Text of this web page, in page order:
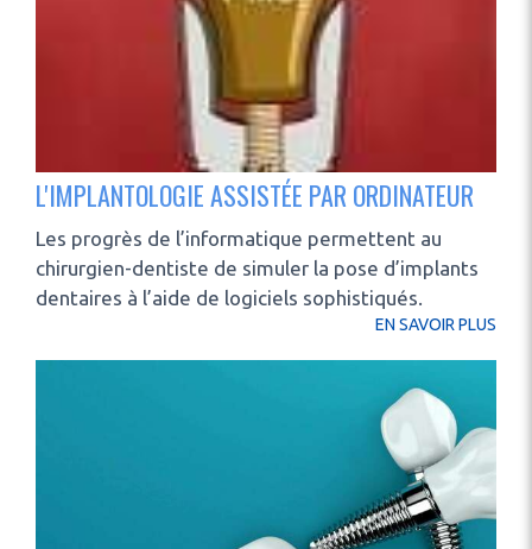
L'IMPLANTOLOGIE ASSISTÉE PAR ORDINATEUR
Les progrès de l’informatique permettent au
chirurgien-dentiste de simuler la pose d’implants
dentaires à l’aide de logiciels sophistiqués.
EN SAVOIR PLUS